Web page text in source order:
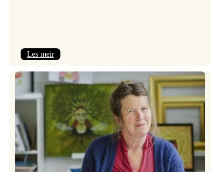
Les meir:
frå
Frøydis